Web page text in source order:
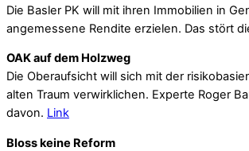
Die Basler PK will mit ihren Immobilien in
angemessene Rendite erzielen. Das stört
OAK auf dem Holzweg
Die Oberaufsicht will sich mit der
alten Traum verwirklichen. Experte Roger
davon. Link
Bloss keine Reform